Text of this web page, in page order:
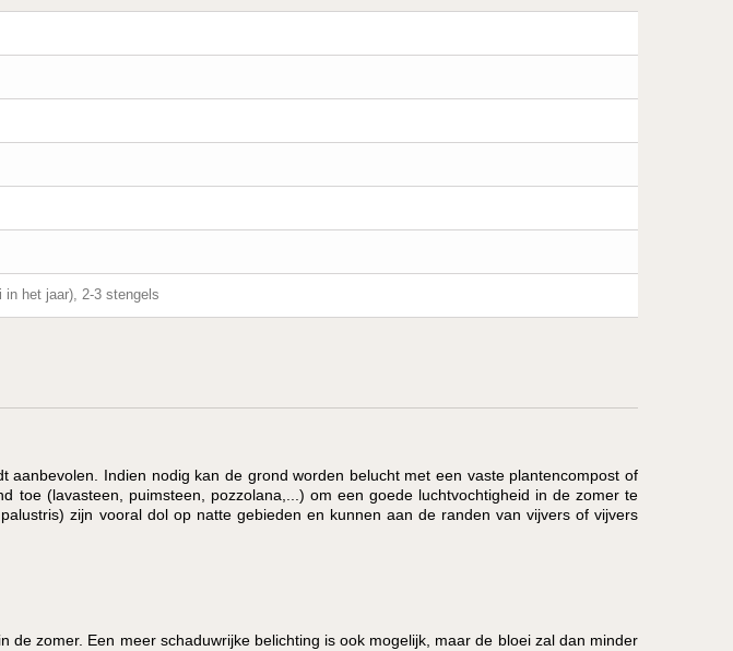
in het jaar), 2-3 stengels
Indien nodig kan de grond worden belucht met een vaste plantencompost of
toe (lavasteen, puimsteen, pozzolana,...) om een goede luchtvochtigheid in de zomer te
zijn vooral dol op natte gebieden en kunnen aan de randen van vijvers of vijvers
zomer. Een meer schaduwrijke belichting is ook mogelijk, maar de bloei zal dan minder